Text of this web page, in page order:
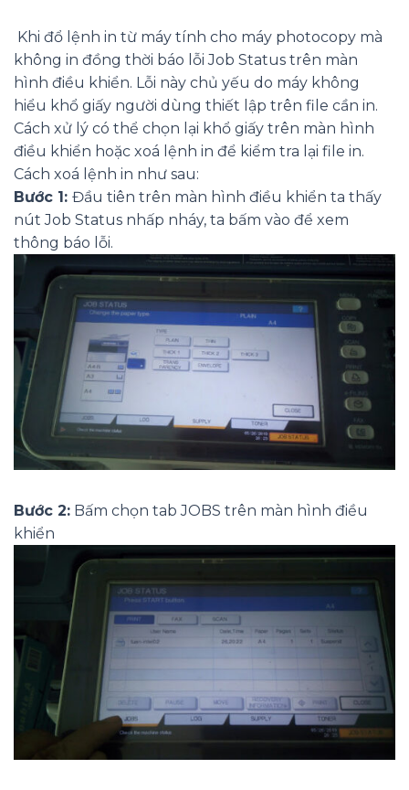
Khi đổ lệnh in từ máy tính cho máy photocopy mà
không in đồng thời báo lỗi Job Status trên màn
hình điều khiển. Lỗi này chủ yếu do máy không
hiểu khổ giấy người dùng thiết lập trên file cần in.
Cách xử lý có thể chọn lại khổ giấy trên màn hình
điều khiển hoặc xoá lệnh in để kiểm tra lại file in.
Cách xoá lệnh in như sau:
Bước 1: Đầu tiên trên màn hình điều khiển ta thấy
nút Job Status nhấp nháy, ta bấm vào để xem
thông báo lỗi.
Bước 2: Bấm chọn tab JOBS trên màn hình điều
khiển